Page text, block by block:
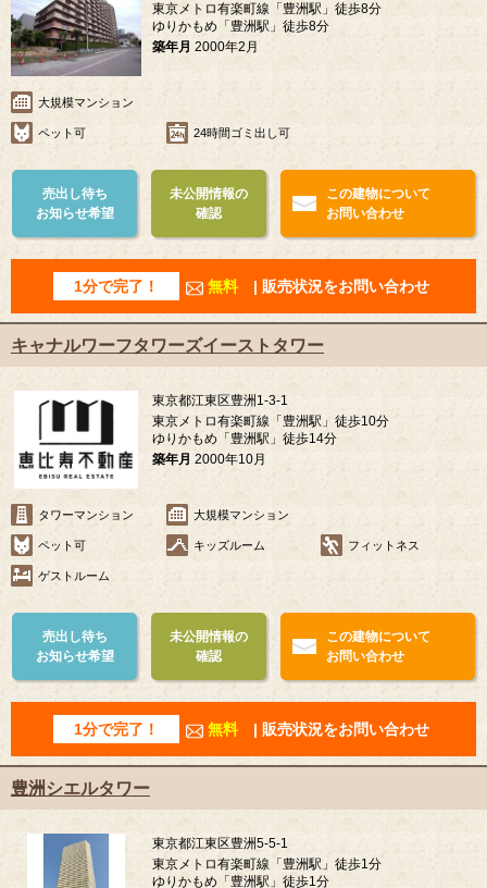
東京メトロ有楽町線「豊洲駅」徒歩8分
ゆりかもめ「豊洲駅」徒歩8分
築年月 2000年2月
大規模マンション
ペット可 24時間ゴミ出し可
売出し待ち
お知らせ希望
未公開情報の
確認
この建物について
お問い合わせ
1分で完了！ 無料 | 販売状況をお問い合わせ
キャナルワーフタワーズイーストタワー
東京都江東区豊洲1-3-1
東京メトロ有楽町線「豊洲駅」徒歩10分
ゆりかもめ「豊洲駅」徒歩14分
築年月 2000年10月
タワーマンション 大規模マンション
ペット可 キッズルーム フィットネス
ゲストルーム
売出し待ち
お知らせ希望
未公開情報の
確認
この建物について
お問い合わせ
1分で完了！ 無料 | 販売状況をお問い合わせ
豊洲シエルタワー
東京都江東区豊洲5-5-1
東京メトロ有楽町線「豊洲駅」徒歩1分
ゆりかもめ「豊洲駅」徒歩1分